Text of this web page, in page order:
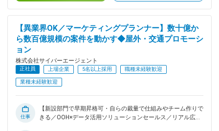
メ事業本部がこれまで手掛けた作品について： ◎2019年に、
アニメ×ゲームIPとしてプロデュースしたTVアニメ『IDOLY
PRIDE -アイドリープライド-』を世に出したところ沢山の反響
をいただきました。 ◎昨年10月クールに放送した『プラオ
プロジェクトで企画開発からアニメ放送までに約5年ほどかか
りましたが、今後は事業サイズも着実に大きくしていくべく、
新規オリジナルIP開発と平行して、出資タイトルのライセンス
ビジネス展開と、原作タイトルのアニメ化も進めています。 ■
等を多角的に行うデジタルに強みをもった総合エンターテイン
メント企業です。 直近ではアニメや縦読み漫画や実写ドラ
する可能性があります。月給(月額)は固定手当を含めた表記で
す。
【異業界OK／マーケティングプランナー】数十億か
ら数百億規模の案件を動かす◆屋外・交通プロモーシ
ョン
株式会社サイバーエージェント
正社員 上場企業 5名以上採用
職種未経験歓迎
業種未経験歓迎
仕事
【新設部門で早期昇格可・自らの裁量で仕組みやチーム作りで
きる／OOH×データ活用ソリューションセールス／リアル広告